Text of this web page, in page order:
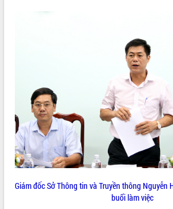
LIÊN KẾT WEB
Giám đốc Sở Thông tin và Truyền thông Nguyễn
buổi làm việc